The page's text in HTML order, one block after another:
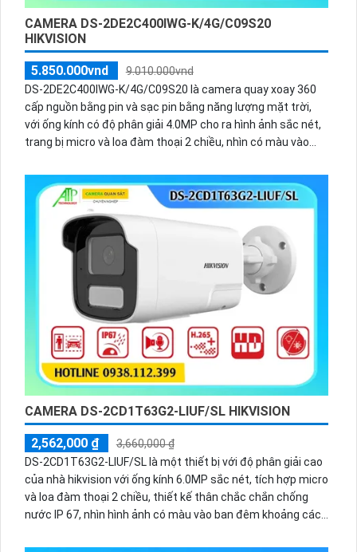
CAMERA DS-2DE2C400IWG-K/4G/C09S20
HIKVISION
5.850.000vnd
9.010.000vnd
DS-2DE2C400IWG-K/4G/C09S20 là camera quay xoay 360
cấp nguồn bằng pin và sạc pin bằng năng lượng mặt trời,
với ống kính có độ phân giải 4.0MP cho ra hình ảnh sắc nét,
trang bị micro và loa đàm thoại 2 chiều, nhìn có màu vào
CAMERA DS-2CD1T63G2-LIUF/SL HIKVISION
2,562,000 ₫
3,660,000 ₫
DS-2CD1T63G2-LIUF/SL là một thiết bị với độ phân giải cao
của nhà hikvision với ống kính 6.0MP sắc nét, tích hợp micro
và loa đàm thoại 2 chiều, thiết kế thân chắc chắn chống
nước IP 67, nhìn hình ảnh có màu vào ban đêm khoảng cách